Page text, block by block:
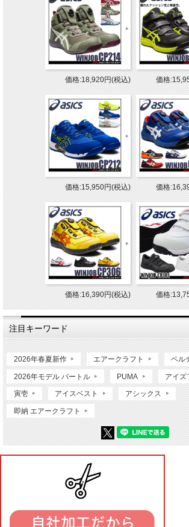
価格:18,920円(税込) 価格
価格:15,950円(税込) 価格
価格:16,390円(税込) 価格
注目キーワード
2026年春夏新作 エアークラフト ペル
2026年モデル バートル PUMA アイズ
寅壱 アイスベスト アシックス
即納 エアークラフト